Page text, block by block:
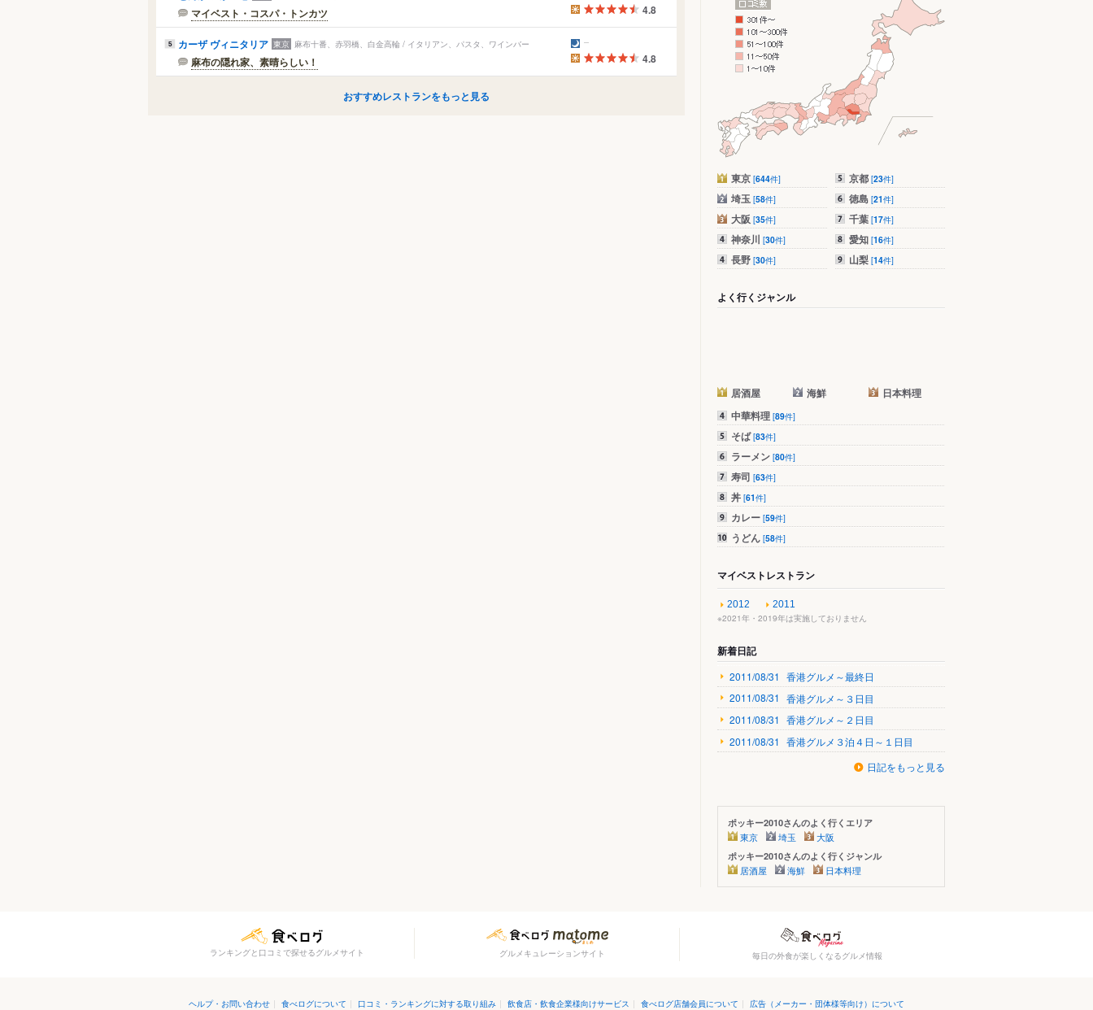
マイベスト・コスパ・トンカツ 4.8
5 カーザ ヴィニタリア 東京 麻布十番、赤羽橋、白金高輪 / イタリアン、パスタ、ワインバー
麻布の隠れ家、素晴らしい！ 4.8
おすすめレストランをもっと見る
東京 [644件]
埼玉 [58件]
大阪 [35件]
神奈川 [30件]
長野 [30件]
京都 [23件]
徳島 [21件]
千葉 [17件]
愛知 [16件]
山梨 [14件]
よく行くジャンル
居酒屋 海鮮
日本料理
中華料理 [89件]
そば[83件]
ラーメン [80件]
寿司 [63件]
丼 [61件]
カレー [59件]
うどん [58件]
マイベストレストラン
2012
2011
※2021年・2019年は実施しておりません
新着日記
2011/08/31 香港グルメ～最終日
2011/08/31 香港グルメ～３日目
2011/08/31 香港グルメ～２日目
2011/08/31 香港グルメ３泊４日～１日目
日記をもっと見る
ポッキー2010さんのよく行くエリア
東京 埼玉 大阪
ポッキー2010さんのよく行くジャンル
居酒屋 海鮮 日本料理
ランキングと口コミで探せるグルメサイト グルメキュレーションサイト 毎日の外食が楽しくなるグルメ情報
ヘルプ・お問い合わせ | 食べログについて | 口コミ・ランキングに対する取り組み | 飲食店・飲食企業様向けサービス | 食べログ店舗会員について | 広告（メーカー・団体様等向け）について